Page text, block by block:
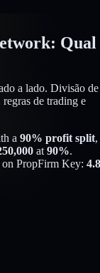
: Qual
a lado. Divisão de
de trading e
a 90% profit split,
at 90%.
PropFirm Key: 4.8